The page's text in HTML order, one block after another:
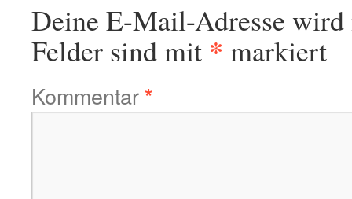
Deine E-Mail-Adresse
Felder sind mit * markiert
Kommentar*